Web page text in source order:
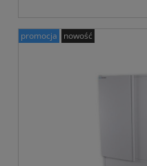
promocja nowość